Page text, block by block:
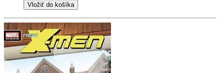
Vložiť do košíka